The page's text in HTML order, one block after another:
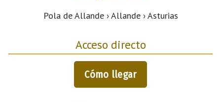
Pola de Allande › Allande › Asturias
Acceso directo
Cómo llegar